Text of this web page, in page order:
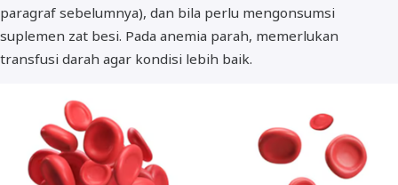
paragraf sebelumnya), dan bila perlu mengonsumsi
suplemen zat besi. Pada anemia parah, memerlukan
transfusi darah agar kondisi lebih baik.